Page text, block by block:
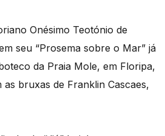
Onésimo Teotónio de
seu “Prosema sobre o Mar” já
da Praia Mole, em Floripa,
as bruxas de Franklin Cascaes,